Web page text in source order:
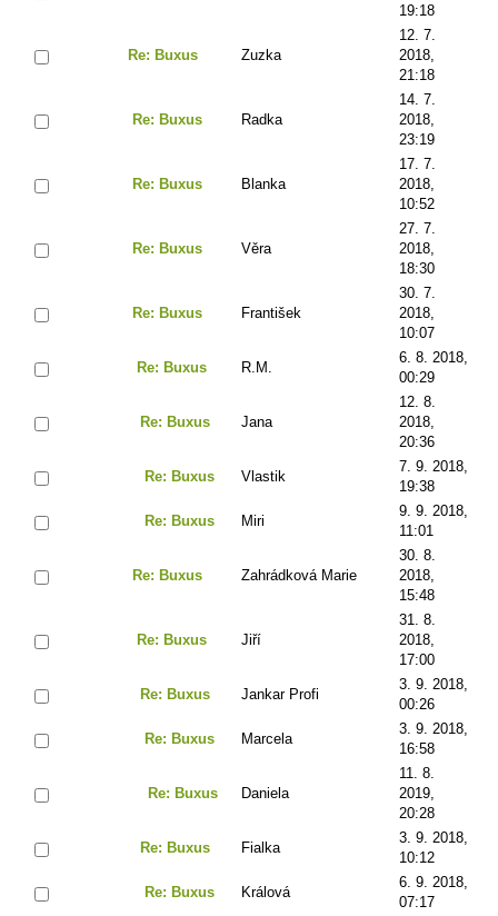
19:18
Re: Buxus Zuzka
12. 7.
2018,
21:18
Re: Buxus Radka
14. 7.
2018,
23:19
Re: Buxus Blanka
17. 7.
2018,
10:52
Re: Buxus Věra
27. 7.
2018,
18:30
Re: Buxus František
30. 7.
2018,
10:07
Re: Buxus R.M.
6. 8. 2018,
00:29
Re: Buxus Jana
12. 8.
2018,
20:36
Re: Buxus Vlastik
7. 9. 2018,
19:38
Re: Buxus Miri
9. 9. 2018,
11:01
Re: Buxus Zahrádková Marie
30. 8.
2018,
15:48
Re: Buxus Jiří
31. 8.
2018,
17:00
Re: Buxus Jankar Profi
3. 9. 2018,
00:26
Re: Buxus Marcela
3. 9. 2018,
16:58
Re: Buxus Daniela
11. 8.
2019,
20:28
Re: Buxus Fialka
3. 9. 2018,
10:12
Re: Buxus Králová
6. 9. 2018,
07:17